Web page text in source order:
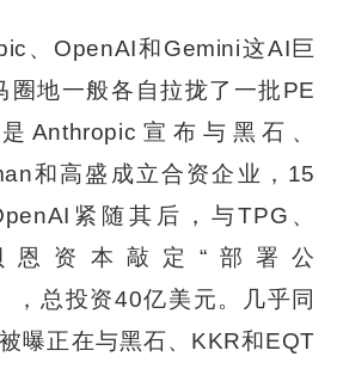
、OpenAI和Gemini这AI巨
圈地一般各自拉拢了一批PE
Anthropic宣布与黑石、
和高盛成立合资企业，15
紧随其后，与TPG、
恩资本敲定“部署公
，总投资40亿美元。几乎同
曝正在与黑石、KKR和EQT